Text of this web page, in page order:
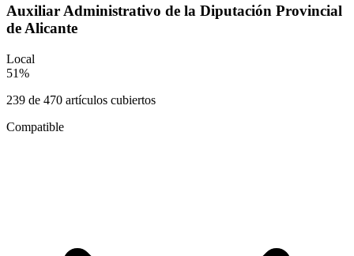
Auxiliar Administrativo de la Diputación Provincial
de Alicante
Local
51%
239 de 470 artículos cubiertos
Compatible